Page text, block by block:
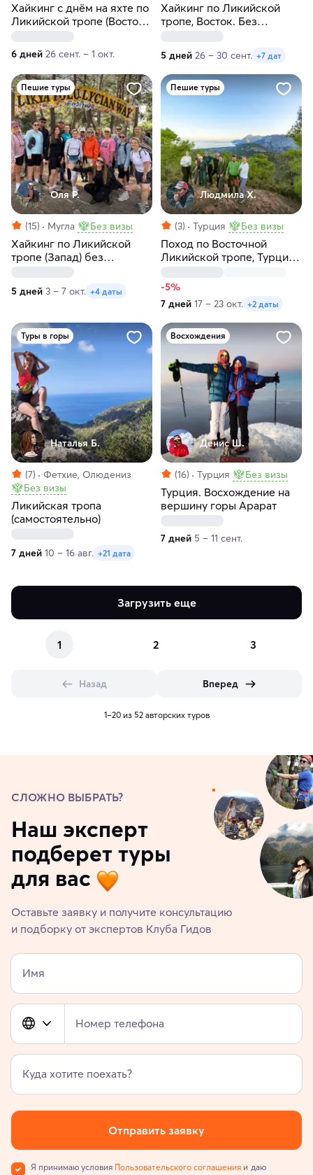
Xайкинг c днём на яхте по
Ликийской тропе (Восток).
6 дней 26 сент. – 1 окт.
Хайкинг по Ликийской
тропе, Восток. Без
5 дней 26 – 30 сент. +7 дат
Пешие туры
Оля Р.
(15) Мугла Без визы
Хайкинг по Ликийской
тропе (Запад) без
5 дней 3 – 7 окт. +4 даты
Пешие туры
Людмила Х.
(3) Турция Без визы
Поход по Восточной
Ликийской тропе, Турция:
Ликия
-5%
7 дней 17 – 23 окт. +2 даты
Туры в горы
Наталья Б.
(7)
Фетхие, Олюдениз
Без визы
Ликийская тропа
(самостоятельно)
7 дней 10 – 16 авг. +21 дата
Восхождения
Денис Ш.
(16) Турция Без визы
Турция. Восхождение на
вершину горы Арарат
7 дней 5 – 11 сент.
Загрузить еще
1 2 3
Назад Вперед
1–20 из 52 авторских туров
СЛОЖНО ВЫБРАТЬ?
Наш эксперт
подберет туры
для вас
Оставьте заявку и получите консультацию
и подборку от экспертов Клуба Гидов
Имя
Номер телефона
Куда хотите поехать?
Отправить заявку
Я принимаю условия Пользовательского соглашения и даю